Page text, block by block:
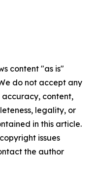
content "as is"
do not accept any
content,
legality, or
in this article.
issues
the author